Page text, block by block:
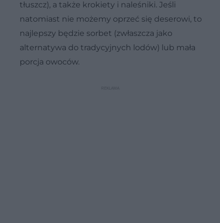
tłuszcz), a także krokiety i naleśniki. Jeśli
natomiast nie możemy oprzeć się deserowi, to
najlepszy będzie sorbet (zwłaszcza jako
alternatywa do tradycyjnych lodów) lub mała
porcja owoców.